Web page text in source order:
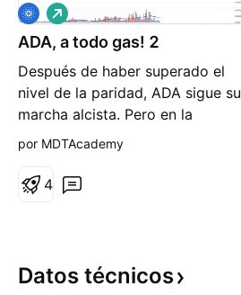
ADA, a todo gas! 2
Después de haber superado el
nivel de la paridad, ADA sigue su
marcha alcista. Pero en la
actualidad se encuentra
en el nivel del 1 a 1. Es decir, que
oportunidad de compra.
L
a
r
g
o
por MDTAcademy
4
Datos técnicos